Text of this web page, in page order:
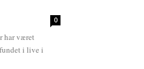
0
har været
i live i